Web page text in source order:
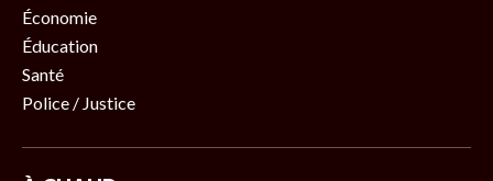
Économie
Éducation
Santé
Police / Justice